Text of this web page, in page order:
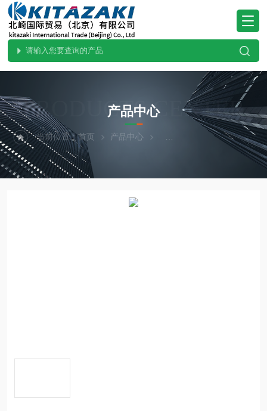
PRODUCTS CENTER
产品中心
当前位置：首页 产品中心 热卖！YAZAWA矢泽科学